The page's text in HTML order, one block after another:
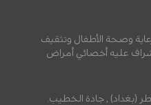
وصحة الأطفال وتثقيف
عليه أخصائي أمراض
(بغداد) , جادة الخطيب.